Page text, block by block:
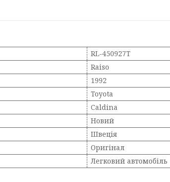
RL-450927T
Raiso
1992
Toyota
Caldina
Новий
Швеція
Оригінал
Легковий автомобіль